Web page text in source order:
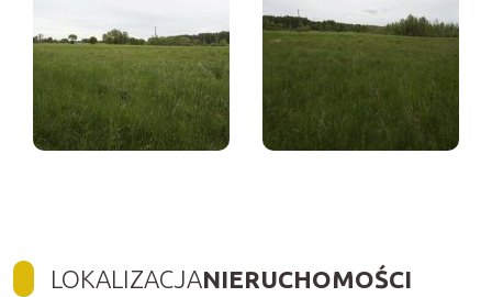
LOKALIZACJANIERUCHOMOŚCI